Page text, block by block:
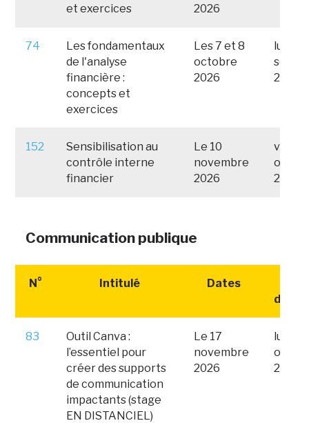
et exercices
2026
74
Les fondamentaux
de l'analyse
financière :
concepts et
exercices
Les 7 et 8
octobre
2026
lundi
2026
152
Sensibilisation au
contrôle interne
financier
Le 10
novembre
2026
2026
Communication publique
N° Intitulé Dates
83
Outil Canva :
l’essentiel pour
créer des supports
de communication
impactants (stage
EN DISTANCIEL)
Le 17
novembre
2026
lundi
2026